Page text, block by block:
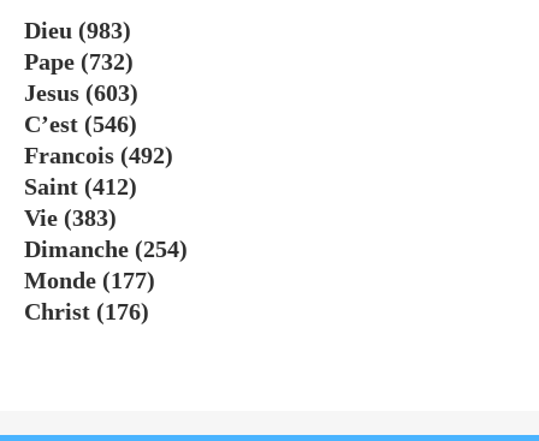
Dieu (983)
Pape (732)
Jesus (603)
C’est (546)
Francois (492)
Saint (412)
Vie (383)
Dimanche (254)
Monde (177)
Christ (176)